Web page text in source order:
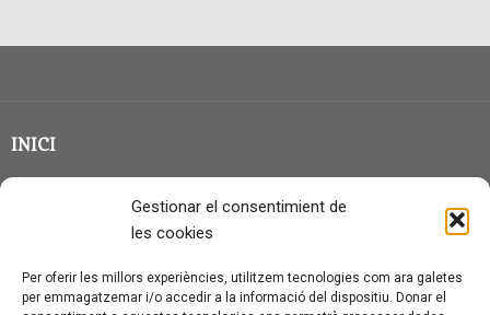
Gestionar el consentimient de
les cookies
Per oferir les millors experiències, utilitzem tecnologies com ara galetes
per emmagatzemar i/o accedir a la informació del dispositiu. Donar el
INICI
CLASSE EN GRUP
QUI SOC?
CONTACTE